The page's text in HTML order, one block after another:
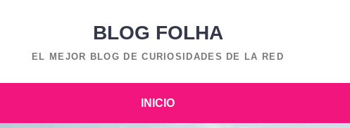
BLOG FOLHA
EL MEJOR BLOG DE CURIOSIDADES DE LA RED
INICIO